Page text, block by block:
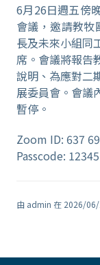
6月26日週五傍
會議，邀請教
長及未來小組同
席。會議將報告
說明、為應對二
展委員會。會議
暫停。
Zoom ID: 637
Passcode: 12345
由 admin 在 2026/